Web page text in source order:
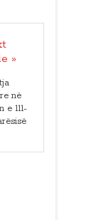
»
në
e 111-